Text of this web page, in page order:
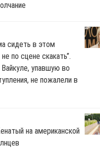
сидеть в этом
по сцене скакать”.
упавшую во
не пожалели в
на американской